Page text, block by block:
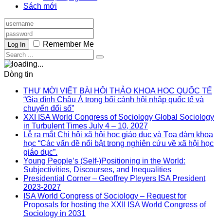
Sách mới
Log In Remember Me
Dòng tin
THƯ MỜI VIẾT BÀI HỘI THẢO KHOA HỌC QUỐC TẾ
“Gia đình Châu Á trong bối cảnh hội nhập quốc tế và
chuyển đổi số”
XXI ISA World Congress of Sociology Global Sociology
in Turbulent Times July 4 – 10, 2027
Lễ ra mắt Chi hội xã hội học giáo dục và Tọa đàm khoa
học “Các vấn đề nổi bật trong nghiên cứu về xã hội học
giáo dục”.
Young People’s (Self-)Positioning in the World:
Subjectivities, Discourses, and Inequalities
Presidential Corner – Geoffrey Pleyers ISA President
2023-2027
ISA World Congress of Sociology – Request for
Proposals for hosting the XXII ISA World Congress of
Sociology in 2031